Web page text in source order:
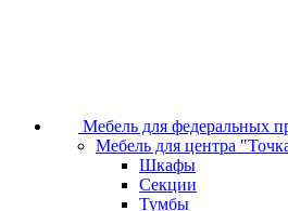
Мебель для федеральных
Мебель для центра
Шкафы
Секции
Тумбы